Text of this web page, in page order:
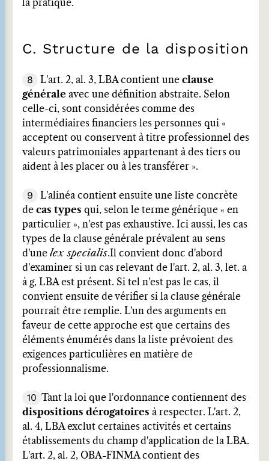
la pratique.
C. Structure de la disposition
8 L'art. 2, al. 3, LBA contient une clause
générale avec une définition abstraite. Selon
celle-ci, sont considérées comme des
intermédiaires financiers les personnes qui «
acceptent ou conservent à titre professionnel des
valeurs patrimoniales appartenant à des tiers ou
aident à les placer ou à les transférer ».
9
L'alinéa contient ensuite une liste concrète
de cas types qui, selon le terme générique « en
particulier », n'est pas exhaustive. Ici aussi, les cas
types de la clause générale prévalent au sens
d'une lex specialis.Il convient donc d'abord
d'examiner si un cas relevant de l'art. 2, al. 3, let. a
à g, LBA est présent. Si tel n'est pas le cas, il
convient ensuite de vérifier si la clause générale
pourrait être remplie. L'un des arguments en
faveur de cette approche est que certains des
éléments énumérés dans la liste prévoient des
exigences particulières en matière de
professionnalisme.
10 Tant la loi que l'ordonnance contiennent des
dispositions dérogatoires à respecter. L'art. 2,
al. 4, LBA exclut certaines activités et certains
établissements du champ d'application de la LBA.
L'art. 2, al. 2, OBA-FINMA contient des